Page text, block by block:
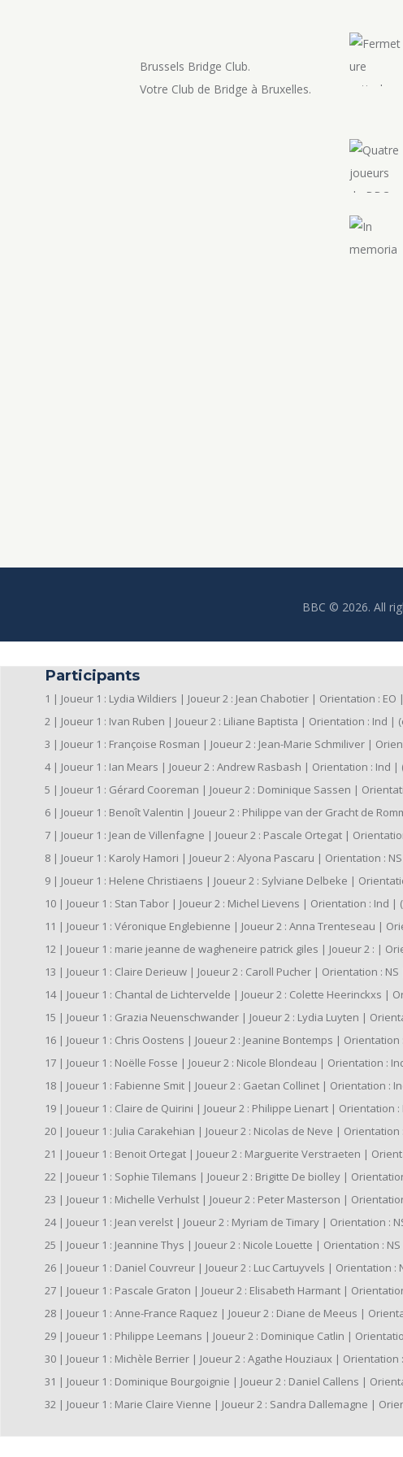
Brussels Bridge Club.
Votre Club de Bridge à Bruxelles.
BBC © 2026.
Participants
1 | Joueur 1 : Lydia Wildiers | Joueur 2 : Jean Chabotier | Orientation : EO
2 | Joueur 1 : Ivan Ruben | Joueur 2 : Liliane Baptista | Orientation : Ind |
3 | Joueur 1 : Françoise Rosman | Joueur 2 : Jean-Marie Schmiliver |
4 | Joueur 1 : Ian Mears | Joueur 2 : Andrew Rasbash | Orientation : Ind |
5 | Joueur 1 : Gérard Cooreman | Joueur 2 : Dominique Sassen |
6 | Joueur 1 : Benoît Valentin | Joueur 2 : Philippe van der Gracht de
7 | Joueur 1 : Jean de Villenfagne | Joueur 2 : Pascale Ortegat |
8 | Joueur 1 : Karoly Hamori | Joueur 2 : Alyona Pascaru | Orientation :
9 | Joueur 1 : Helene Christiaens | Joueur 2 : Sylviane Delbeke |
10 | Joueur 1 : Stan Tabor | Joueur 2 : Michel Lievens | Orientation : Ind |
11 | Joueur 1 : Véronique Englebienne | Joueur 2 : Anna Trenteseau |
12 | Joueur 1 : marie jeanne de wagheneire patrick giles | Joueur 2 : |
13 | Joueur 1 : Claire Derieuw | Joueur 2 : Caroll Pucher | Orientation : NS
14 | Joueur 1 : Chantal de Lichtervelde | Joueur 2 : Colette Heerinckxs |
15 | Joueur 1 : Grazia Neuenschwander | Joueur 2 : Lydia Luyten |
16 | Joueur 1 : Chris Oostens | Joueur 2 : Jeanine Bontemps | Orientation
17 | Joueur 1 : Noëlle Fosse | Joueur 2 : Nicole Blondeau | Orientation :
18 | Joueur 1 : Fabienne Smit | Joueur 2 : Gaetan Collinet | Orientation :
19 | Joueur 1 : Claire de Quirini | Joueur 2 : Philippe Lienart | Orientation :
20 | Joueur 1 : Julia Carakehian | Joueur 2 : Nicolas de Neve | Orientation
21 | Joueur 1 : Benoit Ortegat | Joueur 2 : Marguerite Verstraeten |
22 | Joueur 1 : Sophie Tilemans | Joueur 2 : Brigitte De biolley |
23 | Joueur 1 : Michelle Verhulst | Joueur 2 : Peter Masterson |
24 | Joueur 1 : Jean verelst | Joueur 2 : Myriam de Timary | Orientation :
25 | Joueur 1 : Jeannine Thys | Joueur 2 : Nicole Louette | Orientation :
26 | Joueur 1 : Daniel Couvreur | Joueur 2 : Luc Cartuyvels | Orientation :
27 | Joueur 1 : Pascale Graton | Joueur 2 : Elisabeth Harmant |
28 | Joueur 1 : Anne-France Raquez | Joueur 2 : Diane de Meeus |
29 | Joueur 1 : Philippe Leemans | Joueur 2 : Dominique Catlin |
30 | Joueur 1 : Michèle Berrier | Joueur 2 : Agathe Houziaux | Orientation
31 | Joueur 1 : Dominique Bourgoignie | Joueur 2 : Daniel Callens |
32 | Joueur 1 : Marie Claire Vienne | Joueur 2 : Sandra Dallemagne |